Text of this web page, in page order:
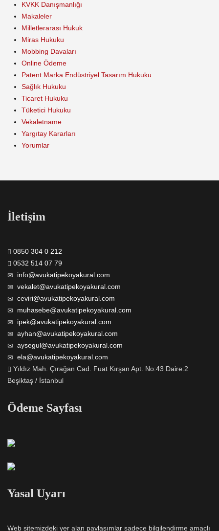
KVKK Danışmanlığı
Makaleler
Milletlerarası Hukuk
Miras Hukuku
Mobbing Davaları
Online Ödeme
Patent Marka Endüstriyel Tasarım Hukuku
Sağlık Hukuku
Ticaret Hukuku
Tüketici Hukuku
Vekaletname
Yargıtay Kararları
Yorumlar
İletişim
0850 304 0 212
0532 514 07 79
info@avukatipekoyakural.com
vekalet@avukatipekoyakural.com
ceviri@avukatipekoyakural.com
muhasebe@avukatipekoyakural.com
ipek@avukatipekoyakural.com
ayhan@avukatipekoyakural.com
aysegul@avukatipekoyakural.com
ela@avukatipekoyakural.com
Yıldız Mah. Çırağan Cad. Fuat Kırşan Apt. No:43 Daire:2
Beşiktaş / İstanbul
Ödeme Sayfası
Yasal Uyarı
Web sitemizdeki yer alan paylaşımlar sadece bilgilendirme amaçlı